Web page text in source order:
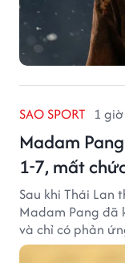
SAO SPORT 1
Madam
1-7, mất
Sau khi Thái Lan
Madam Pang đã
và chỉ có phản